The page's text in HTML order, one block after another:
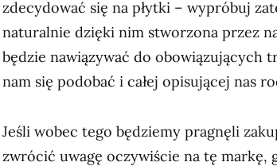
zdecydować się na płytki – wypróbuj
naturalnie dzięki nim stworzona przez
będzie nawiązywać do obowiązujących
nam się podobać i całej opisującej nas
Jeśli wobec tego będziemy pragnęli
zwrócić uwagę oczywiście na tę markę,